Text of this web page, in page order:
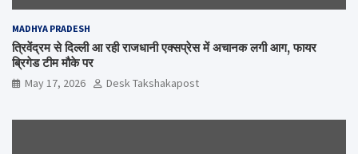
MADHYA PRADESH
त्रिवेंद्रम से दिल्ली आ रही राजधानी एक्सप्रेस में अचानक लगी आग, फायर
ब्रिगेड टीम मौके पर
May 17, 2026 Desk Takshakapost